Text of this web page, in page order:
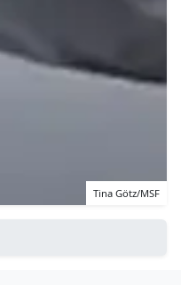
Tina Götz/MSF